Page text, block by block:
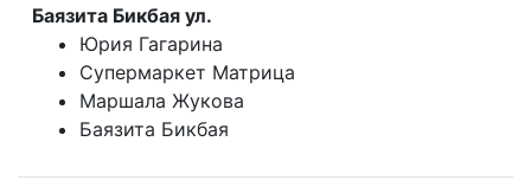
Баязита Бикбая ул.
Юрия Гагарина
Супермаркет Матрица
Маршала Жукова
Баязита Бикбая